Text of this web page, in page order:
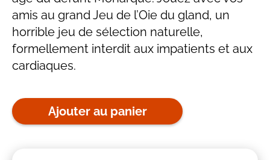
amis au grand Jeu de l’Oie du gland, un
horrible jeu de sélection naturelle,
formellement interdit aux impatients et aux
cardiaques.
Ajouter au panier